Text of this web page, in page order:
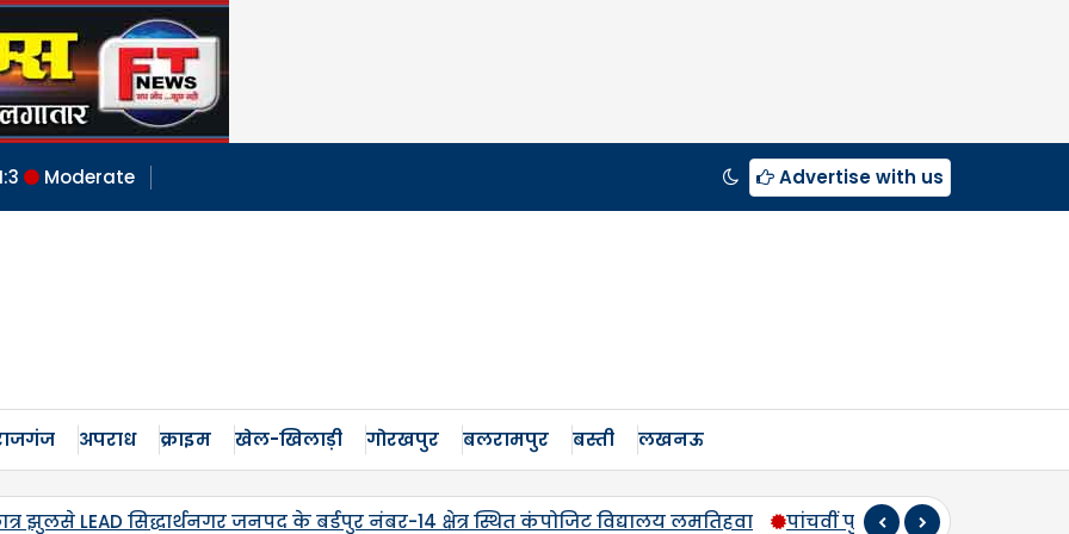
3 Moderate Advertise with us
अपराध क्राइम खेल-खिलाड़ी गोरखपुर बलरामपुर बस्ती लखनऊ
क्षेत्र स्थित कंपोजिट विद्यालय लमतिहवा पांचवीं पुण्यतिथि पर स्व. कौशलेन्द्र प्रताप सिंह को दी श्रद्धांजलि, 500 महिलाओं को